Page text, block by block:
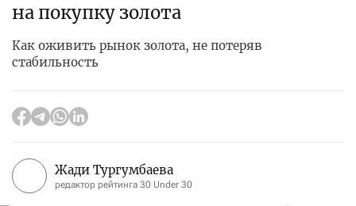
на покупку золота
Как оживить рынок золота, не потеряв
стабильность
Жади Тургумбаева
редактор рейтинга 30 Under 30